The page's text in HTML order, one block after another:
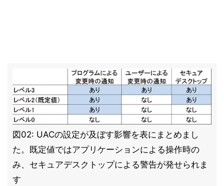
図02: UACの設定が及ぼす影響を表にまとめまし
た。既定値ではアプリケーションによる操作時の
み、セキュアデスクトップによる警告が発せられま
す